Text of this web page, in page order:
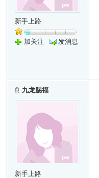
新手上路
加关注 发消息
九龙赐福
新手上路